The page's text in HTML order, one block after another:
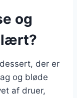
og
der er
og bløde
af druer,